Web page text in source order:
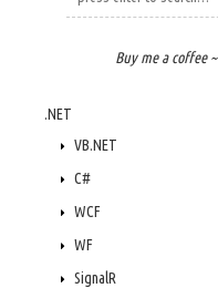
Buy me a coffee ~
.NET
VB.NET
C#
WCF
WF
SignalR